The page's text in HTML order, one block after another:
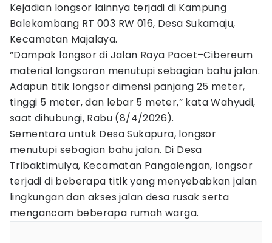
Kejadian longsor lainnya terjadi di Kampung
Balekambang RT 003 RW 016, Desa Sukamaju,
Kecamatan Majalaya.
“Dampak longsor di Jalan Raya Pacet–Cibereum
material longsoran menutupi sebagian bahu jalan.
Adapun titik longsor dimensi panjang 25 meter,
tinggi 5 meter, dan lebar 5 meter,” kata Wahyudi,
saat dihubungi, Rabu (8/4/2026).
Sementara untuk Desa Sukapura, longsor
menutupi sebagian bahu jalan. Di Desa
Tribaktimulya, Kecamatan Pangalengan, longsor
terjadi di beberapa titik yang menyebabkan jalan
lingkungan dan akses jalan desa rusak serta
mengancam beberapa rumah warga.